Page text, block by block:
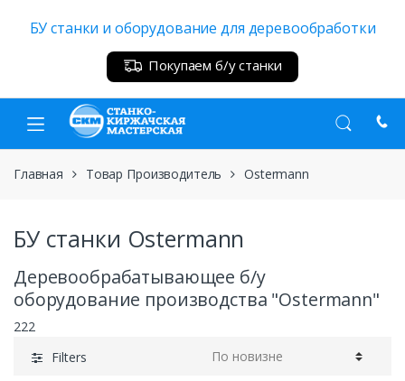
БУ станки и оборудование для деревообработки
Покупаем б/у станки
Главная Товар Производитель Ostermann
БУ станки Ostermann
Деревообрабатывающее б/у
оборудование производства "Ostermann"
222
Filters